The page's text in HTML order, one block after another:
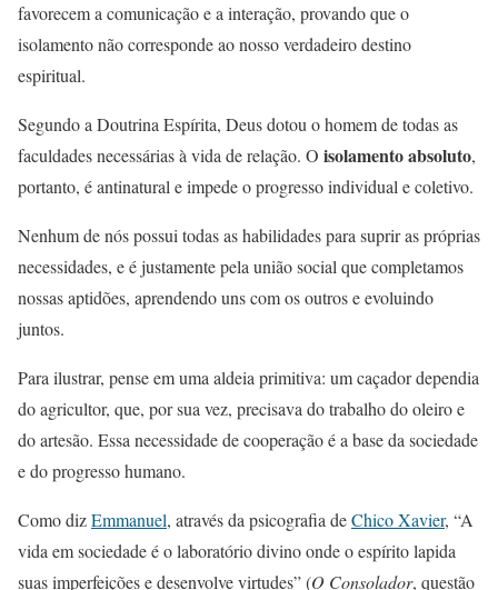
favorecem a comunicação e a interação, provando que o
isolamento não corresponde ao nosso verdadeiro destino
espiritual.
Segundo a Doutrina Espírita, Deus dotou o homem de todas as
faculdades necessárias à vida de relação. O isolamento absoluto,
portanto, é antinatural e impede o progresso individual e coletivo.
Nenhum de nós possui todas as habilidades para suprir as próprias
necessidades, e é justamente pela união social que completamos
nossas aptidões, aprendendo uns com os outros e evoluindo
juntos.
Para ilustrar, pense em uma aldeia primitiva: um caçador dependia
do agricultor, que, por sua vez, precisava do trabalho do oleiro e
do artesão. Essa necessidade de cooperação é a base da sociedade
e do progresso humano.
Como dizEmmanuel, através da psicografia deChico Xavier, “A
vida em sociedade é o laboratório divino onde o espírito lapida
suas imperfeições e desenvolve virtudes” (O Consolador, questão